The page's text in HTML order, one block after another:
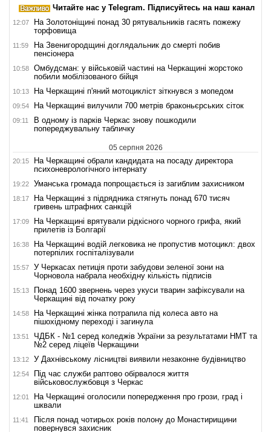
Читайте нас у Telegram. Підписуйтесь на наш канал
12:07
На Золотоніщині понад 30 рятувальників гасять пожежу
торфовища
11:59
На Звенигородщині доглядальник до смерті побив
пенсіонера
10:58
Омбудсман: у військовій частині на Черкащині жорстоко
побили мобілізованого бійця
10:13 На Черкащині п'яний мотоцикліст зіткнувся з мопедом
09:54 На Черкащині вилучили 700 метрів браконьєрських сіток
09:11
В одному із парків Черкас знову пошкодили
попереджувальну табличку
05 серпня 2026
20:15
На Черкащині обрали кандидата на посаду директора
психоневрологічного інтернату
19:22 Уманська громада попрощається із загиблим захисником
18:17
На Черкащині з підрядника стягнуть понад 670 тисяч
гривень штрафних санкцій
17:09
На Черкащині врятували рідкісного чорного грифа, який
прилетів із Болгарії
16:38
На Черкащині водій легковика не пропустив мотоцикл: двох
потерпілих госпіталізували
15:57
У Черкасах петиція проти забудови зеленої зони на
Чорновола набрала необхідну кількість підписів
15:13
Понад 1600 звернень через укуси тварин зафіксували на
Черкащині від початку року
14:58
На Черкащині жінка потрапила під колеса авто на
пішохідному переході і загинула
13:51
ЧДБК - №1 серед коледжів України за результатами НМТ та
№2 серед ліцеїв Черкащини
13:12 У Дахнівському лісництві виявили незаконне будівництво
12:54
Під час служби раптово обірвалося життя
військовослужбовця з Черкас
12:01
На Черкащині оголосили попередження про грози, град і
шквали
11:41
Після понад чотирьох років полону до Монастирищини
повернувся захисник